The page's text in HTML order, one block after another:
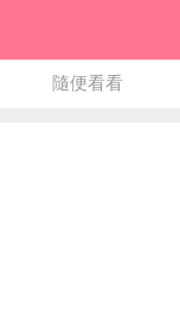
隨便看看